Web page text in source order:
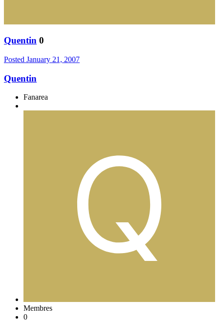
Quentin 0
Posted January 21, 2007
Quentin
Fanarea
Membres
0